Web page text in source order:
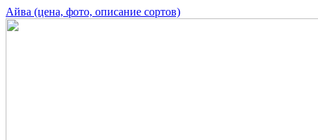
Айва (цена, фото, описание сортов)